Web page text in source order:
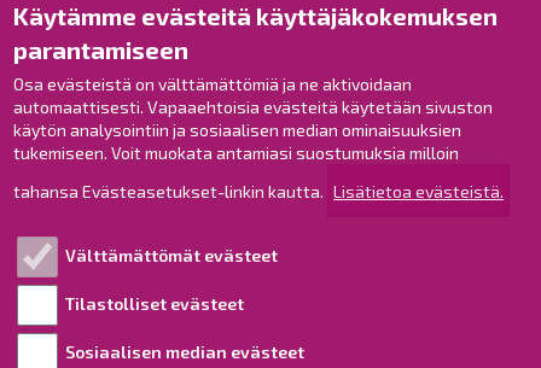
Käytämme evästeitä käyttäjäkokemuksen
parantamiseen
Osa evästeistä on välttämättömiä ja ne aktivoidaan
automaattisesti. Vapaaehtoisia evästeitä käytetään sivuston
käytön analysointiin ja sosiaalisen median ominaisuuksien
tukemiseen. Voit muokata antamiasi suostumuksia milloin
tahansa Evästeasetukset-linkin kautta. Lisätietoa evästeistä.
Välttämättömät evästeet
Tilastolliset evästeet
Sosiaalisen median evästeet
Raahe Facebookissa
Raahe Instagramissa
Raahe LinkedInissä
Raahe YouTubessa
Esityslistat ja pöytäkirjat
Viranhaltijapäätökset